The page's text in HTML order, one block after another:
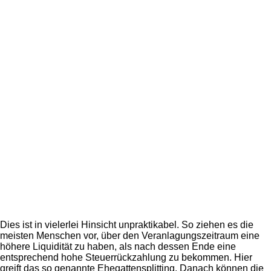
Dies ist in vielerlei Hinsicht unpraktikabel. So ziehen es die
meisten Menschen vor, über den Veranlagungszeitraum eine
höhere Liquidität zu haben, als nach dessen Ende eine
entsprechend hohe Steuerrückzahlung zu bekommen. Hier
greift das so genannte Ehegattensplitting. Danach können die